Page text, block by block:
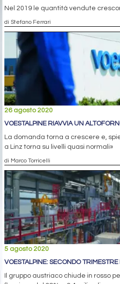
Nel 2019 le quantità vendute
di Stefano Ferrari
26 agosto 2020
VOESTALPINE RIAVVIA UN
La domanda torna a crescere e,
a Linz torna su livelli quasi normali»
di Marco Torricelli
5 agosto 2020
VOESTALPINE: SECONDO TRIMESTRE
Il gruppo austriaco chiude in rosso